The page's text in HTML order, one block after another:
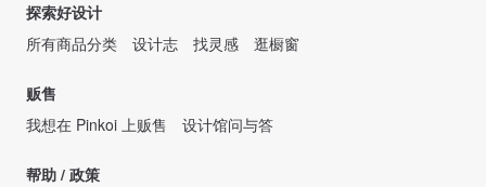
探索好设计
所有商品分类
设计志 找灵感 逛橱窗
贩售
我想在 Pinkoi 上贩售
设计馆问与答
帮助 / 政策